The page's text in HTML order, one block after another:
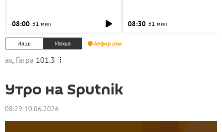
08:00 31 мин 08:30 31 мин
Иацы Иахьа Аефир азы
ақ. Гагра 101.3
Утро на Sputnik
08:29 10.06.2026